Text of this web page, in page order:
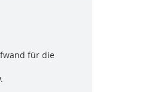
für die